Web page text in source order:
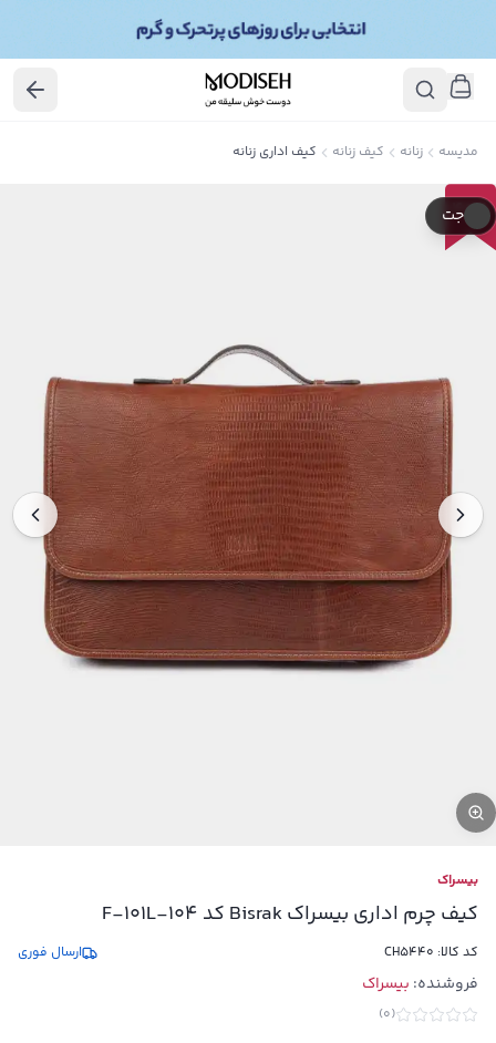
مدیسه زنانه کیف زنانه کیف اداری زنانه
40٪ جت
بیسراک
کیف چرم اداری بیسراک Bisrak کد F-101L-104
کد کالا: CH5440 ارسال فوری
فروشنده: بيسراك
(
0
)